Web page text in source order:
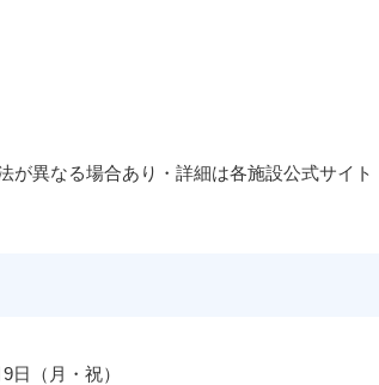
異なる場合あり・詳細は各施設公式サイト
日（月・祝）